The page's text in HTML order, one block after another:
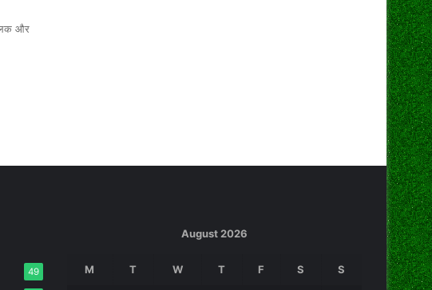
और
49
August 2026
M T W T F S S